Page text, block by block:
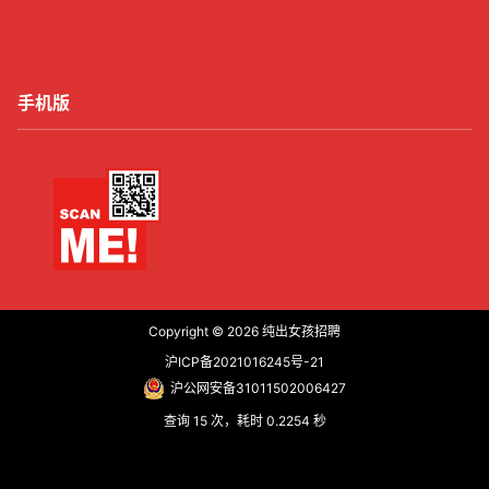
手机版
Copyright © 2026 纯出女孩招聘
沪ICP备2021016245号-21
沪公网安备31011502006427
查询 15 次，耗时 0.2254 秒